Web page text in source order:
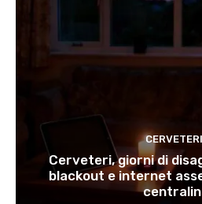
CERVETERI
Cerveteri, giorni di
blackout e internet